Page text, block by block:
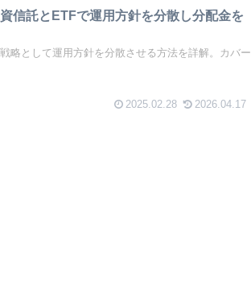
信託とETFで運用方針を分散し分配金を
略として運用方針を分散させる方法を詳解。カバー
2025.02.28 2026.04.17